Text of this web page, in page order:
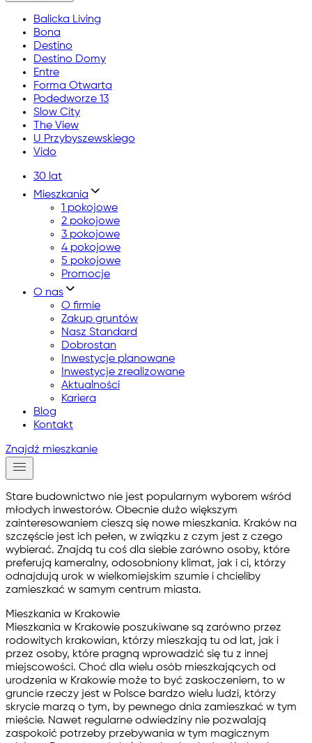
Balicka Living
Bona
Destino
Destino Domy
Entre
Forma Otwarta
Podedworze 13
Slow City
The View
U Przybyszewskiego
Vido
30 lat
Mieszkania
1 pokojowe
2 pokojowe
3 pokojowe
4 pokojowe
5 pokojowe
Promocje
O nas
O firmie
Zakup gruntów
Nasz Standard
Dobrostan
Inwestycje planowane
Inwestycje zrealizowane
Aktualności
Kariera
Blog
Kontakt
Znajdź mieszkanie
Stare budownictwo nie jest popularnym wyborem wśród
młodych inwestorów. Obecnie dużo większym
zainteresowaniem cieszą się nowe mieszkania. Kraków na
szczęście jest ich pełen, w związku z czym jest z czego
wybierać. Znajdą tu coś dla siebie zarówno osoby, które
preferują kameralny, odosobniony klimat, jak i ci, którzy
odnajdują urok w wielkomiejskim szumie i chcieliby
zamieszkać w samym centrum miasta.
Mieszkania w Krakowie
Mieszkania w Krakowie poszukiwane są zarówno przez
rodowitych krakowian, którzy mieszkają tu od lat, jak i
przez osoby, które pragną wprowadzić się tu z innej
miejscowości. Choć dla wielu osób mieszkających od
urodzenia w Krakowie może to być zaskoczeniem, to w
gruncie rzeczy jest w Polsce bardzo wielu ludzi, którzy
skrycie marzą o tym, by pewnego dnia zamieszkać w tym
mieście. Nawet regularne odwiedziny nie pozwalają
zaspokoić potrzeby przebywania w tym magicznym